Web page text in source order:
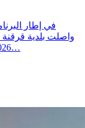
في إطار
2026 تنفيذ سلسلة من التدخلات الميدانية بمختلف…